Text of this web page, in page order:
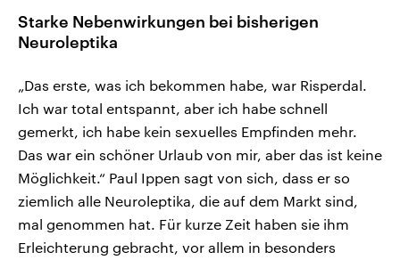
Starke Nebenwirkungen bei bisherigen
Neuroleptika
„Das erste, was ich bekommen habe, war Risperdal.
Ich war total entspannt, aber ich habe schnell
gemerkt, ich habe kein sexuelles Empfinden mehr.
Das war ein schöner Urlaub von mir, aber das ist keine
Möglichkeit.“ Paul Ippen sagt von sich, dass er so
ziemlich alle Neuroleptika, die auf dem Markt sind,
mal genommen hat. Für kurze Zeit haben sie ihm
Erleichterung gebracht, vor allem in besonders